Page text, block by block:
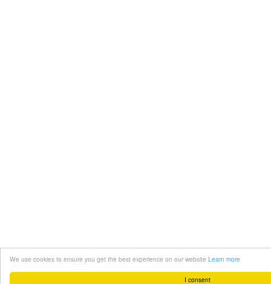
I consent
We use cookies to ensure you get the best experience on our website Learn more